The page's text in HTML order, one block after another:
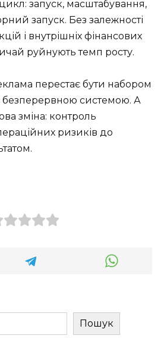
запуск, масштабування,
запуск. Без залежності
і внутрішніх фінансових
руйнують темп росту.
перестає бути набором
безперервною системою. А
зміна: контроль
ризиків до
Пошук